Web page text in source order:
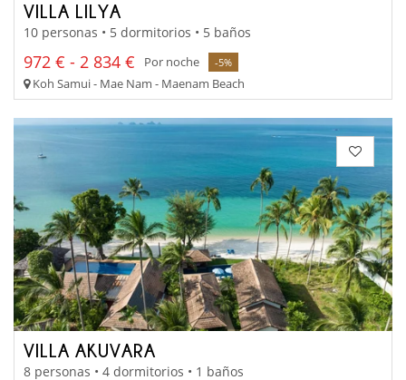
VILLA LILYA
10 personas • 5 dormitorios • 5 baños
972 € - 2 834 € Por noche -5%
Koh Samui - Mae Nam - Maenam Beach
VILLA AKUVARA
8 personas • 4 dormitorios • 1 baños